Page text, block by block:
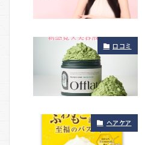
口コミ
ヘアケア